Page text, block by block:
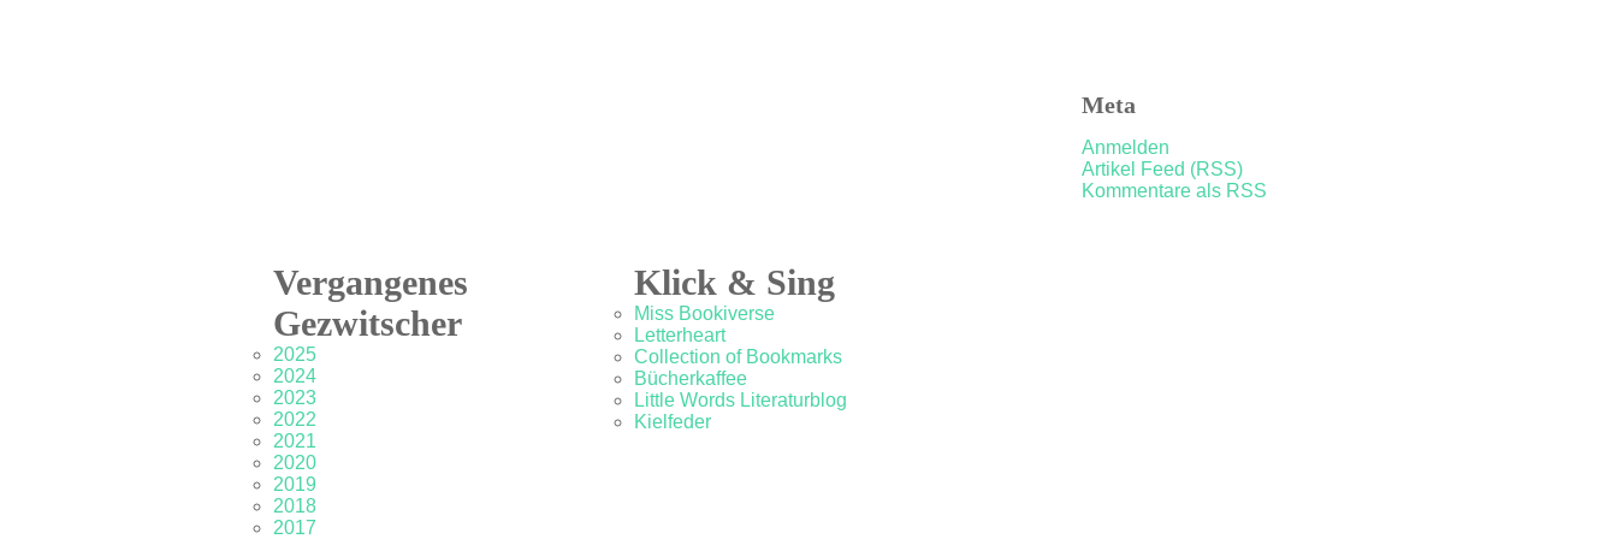
Meta
Anmelden
Artikel Feed (RSS)
Kommentare als RSS
Vergangenes
Gezwitscher
2025
2024
2023
2022
2021
2020
2019
2018
2017
Klick & Sing
Miss Bookiverse
Letterheart
Collection of Bookmarks
Bücherkaffee
Little Words Literaturblog
Kielfeder